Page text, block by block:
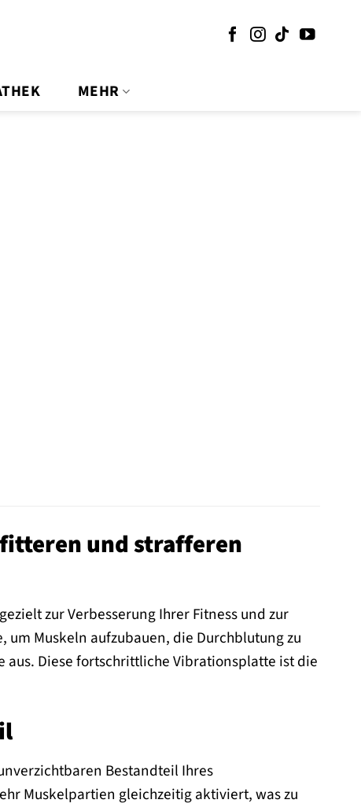
MEHR
und strafferen
zur Verbesserung Ihrer Fitness und zur
Muskeln aufzubauen, die Durchblutung zu
Diese fortschrittliche Vibrationsplatte ist die
Bestandteil Ihres
Muskelpartien gleichzeitig aktiviert, was zu